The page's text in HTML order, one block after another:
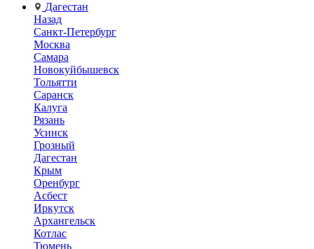
Дагестан
Назад
Санкт-Петербург
Москва
Самара
Новокуйбышевск
Тольятти
Саранск
Калуга
Рязань
Усинск
Грозный
Дагестан
Крым
Оренбург
Асбест
Иркутск
Архангельск
Котлас
Тюмень